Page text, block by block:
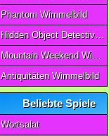
Phantom Wimmelbild
Hidden Object Detective Story
Mountain Weekend Wimmelbild
Antiquitäten Wimmelbild
Beliebte Spiele
Wortsalat